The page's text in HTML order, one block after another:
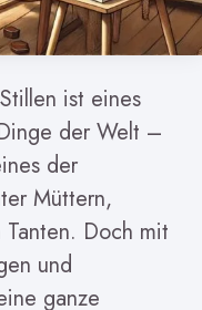
ist eines
der Welt –
der
Müttern,
Doch mit
und
ganze